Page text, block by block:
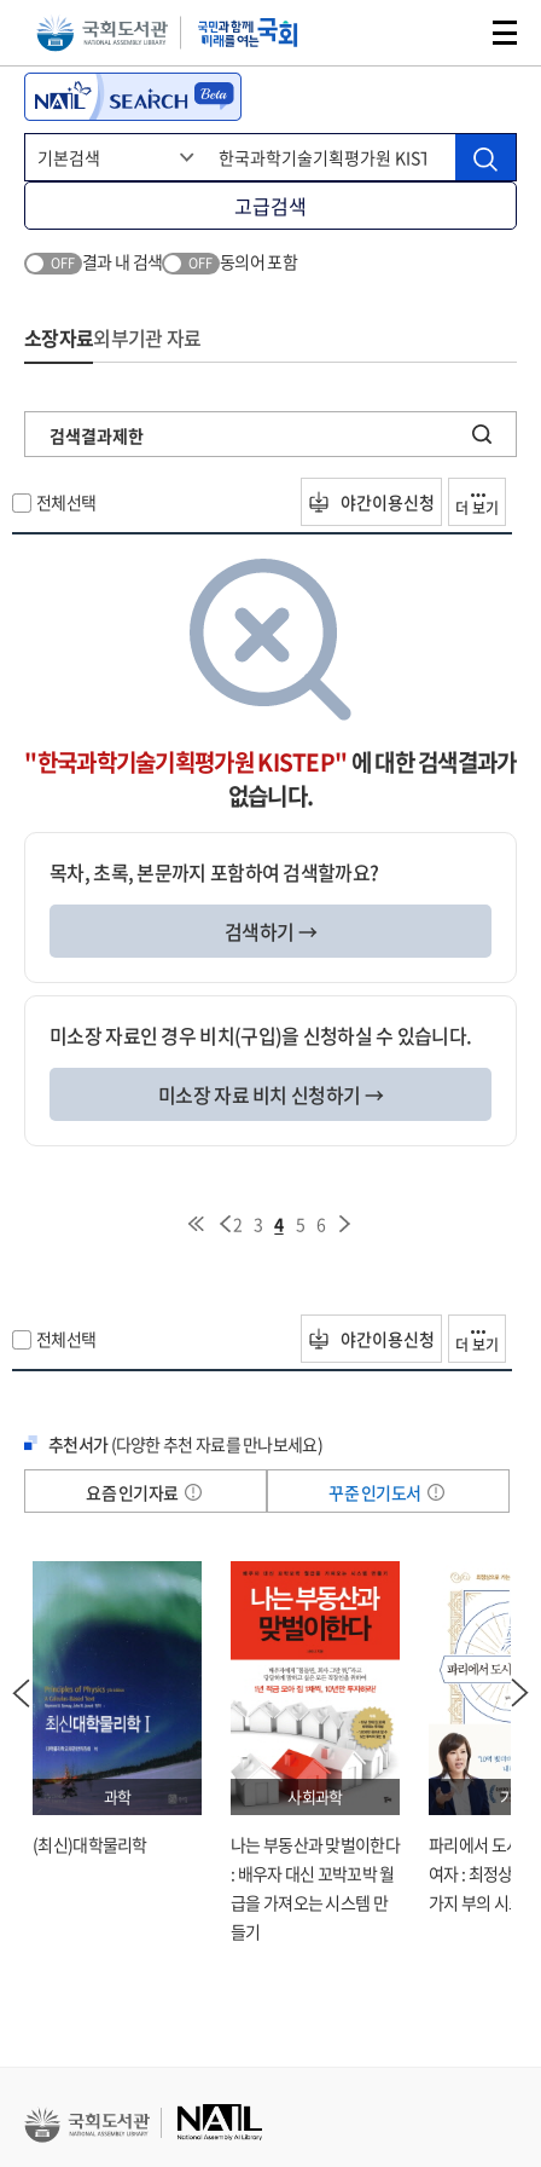
본문 바로가기주메뉴 바로가기
고급검색
OFF 결과 내 검색 OFF 동의어 포함
소장자료외부기관 자료
검색결과제한
전체선택 야간이용신청 더 보기
"한국과학기술기획평가원 KISTEP"에 대한 검색결과가
없습니다.
목차, 초록, 본문까지 포함하여 검색할까요?
검색하기 →
미소장 자료인 경우 비치(구입)을 신청하실 수 있습니다.
미소장 자료 비치 신청하기 →
2 3 4 5 6
전체선택 야간이용신청 더 보기
추천서가(다양한 추천 자료를 만나보세요)
요즘 인기자료
꾸준 인기도서
과학
(최신)대학물리학
사회과학
나는 부동산과 맞벌이한다
: 배우자 대신 꼬박꼬박 월
급을 가져오는 시스템 만
들기
기술
파리에서 도시락
여자 : 최정상으
가지 부의 시크릿